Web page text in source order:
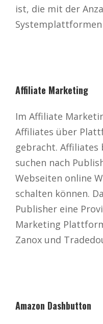
ist, die mit der
Affiliate Marketing
Im Affiliate
Affiliates über
gebracht. Affiliates
suchen nach
Webseiten online
schalten können.
Publisher eine
Marketing
Zanox und
Amazon Dashbutton